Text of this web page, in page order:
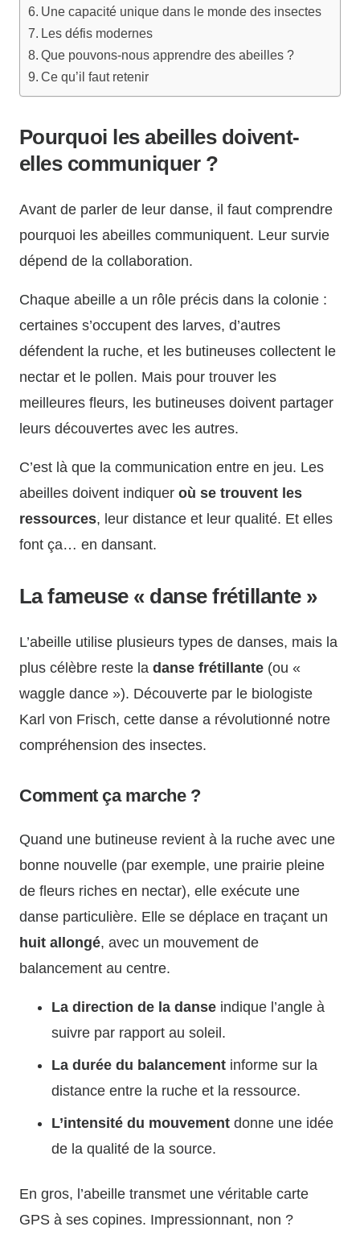
Une capacité unique dans le monde des insectes
Les défis modernes
Que pouvons-nous apprendre des abeilles ?
Ce qu’il faut retenir
Pourquoi les abeilles doivent-
elles communiquer ?
Avant de parler de leur danse, il faut comprendre
pourquoi les abeilles communiquent. Leur survie
dépend de la collaboration.
Chaque abeille a un rôle précis dans la colonie :
certaines s’occupent des larves, d’autres
défendent la ruche, et les butineuses collectent le
nectar et le pollen. Mais pour trouver les
meilleures fleurs, les butineuses doivent partager
leurs découvertes avec les autres.
C’est là que la communication entre en jeu. Les
abeilles doivent indiquer où se trouvent les
ressources, leur distance et leur qualité. Et elles
font ça… en dansant.
La fameuse « danse frétillante »
L’abeille utilise plusieurs types de danses, mais la
plus célèbre reste la danse frétillante (ou «
waggle dance »). Découverte par le biologiste
Karl von Frisch, cette danse a révolutionné notre
compréhension des insectes.
Comment ça marche ?
Quand une butineuse revient à la ruche avec une
bonne nouvelle (par exemple, une prairie pleine
de fleurs riches en nectar), elle exécute une
danse particulière. Elle se déplace en traçant un
huit allongé, avec un mouvement de
balancement au centre.
La direction de la danse indique l’angle à
suivre par rapport au soleil.
La durée du balancement informe sur la
distance entre la ruche et la ressource.
L’intensité du mouvement donne une idée
de la qualité de la source.
En gros, l’abeille transmet une véritable carte
GPS à ses copines. Impressionnant, non ?